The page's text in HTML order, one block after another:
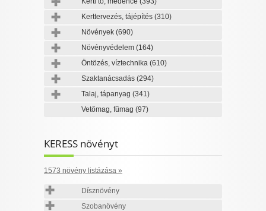
Kerttervezés, tájépítés (310)
Növények (690)
Növényvédelem (164)
Öntözés, víztechnika (610)
Szaktanácsadás (294)
Talaj, tápanyag (341)
Vetőmag, fűmag (97)
KERESS növényt
1573 növény listázása »
Dísznövény
Szobanövény